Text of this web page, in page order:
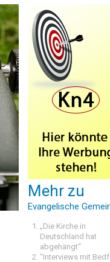
Mehr zu
Evangelische
„Die Kirche in
Deutschland hat
abgehängt“
"Interviews mit